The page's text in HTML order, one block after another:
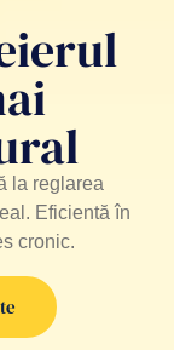
la reglarea
Eficientă în
cronic.